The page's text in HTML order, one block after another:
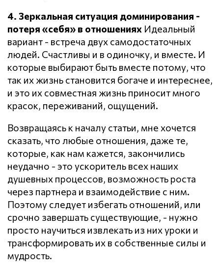
4. Зеркальная ситуация доминирования -
потеря «себя» в отношениях Идеальный
вариант - встреча двух самодостаточных
людей. Счастливы и в одиночку, и вместе. И
которые выбирают быть вместе потому, что
так их жизнь становится богаче и интереснее,
и это их совместная жизнь приносит много
красок, переживаний, ощущений.
Возвращаясь к началу статьи, мне хочется
сказать, что любые отношения, даже те,
которые, как нам кажется, закончились
неудачно - это ускоритель всех наших
душевных процессов, возможность роста
через партнера и взаимодействие с ним.
Поэтому следует избегать отношений, или
срочно завершать существующие, - нужно
просто научиться извлекать из них уроки и
трансформировать их в собственные силы и
мудрость.